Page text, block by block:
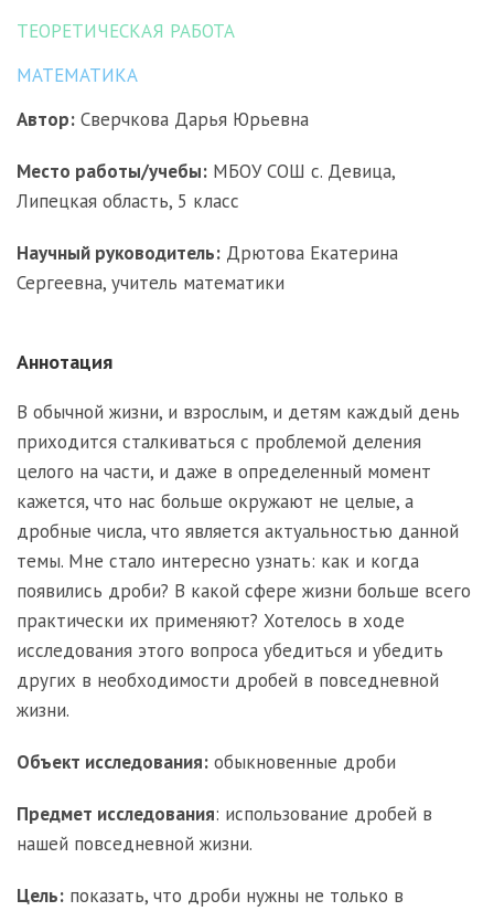
ТЕОРЕТИЧЕСКАЯ РАБОТА
МАТЕМАТИКА
Автор: Сверчкова Дарья Юрьевна
Место работы/учебы: МБОУ СОШ с. Девица,
Липецкая область, 5 класс
Научный руководитель: Дрютова Екатерина
Сергеевна, учитель математики
Аннотация
В обычной жизни, и взрослым, и детям каждый день
приходится сталкиваться с проблемой деления
целого на части, и даже в определенный момент
кажется, что нас больше окружают не целые, а
дробные числа, что является актуальностью данной
темы. Мне стало интересно узнать: как и когда
появились дроби? В какой сфере жизни больше всего
практически их применяют? Хотелось в ходе
исследования этого вопроса убедиться и убедить
других в необходимости дробей в повседневной
жизни.
Объект исследования: обыкновенные дроби
Предмет исследования: использование дробей в
нашей повседневной жизни.
Цель: показать, что дроби нужны не только в